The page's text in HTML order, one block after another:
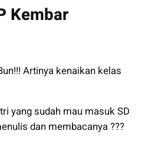
Kembar
Artinya kenaikan kelas
yang sudah mau masuk SD
dan membacanya ???